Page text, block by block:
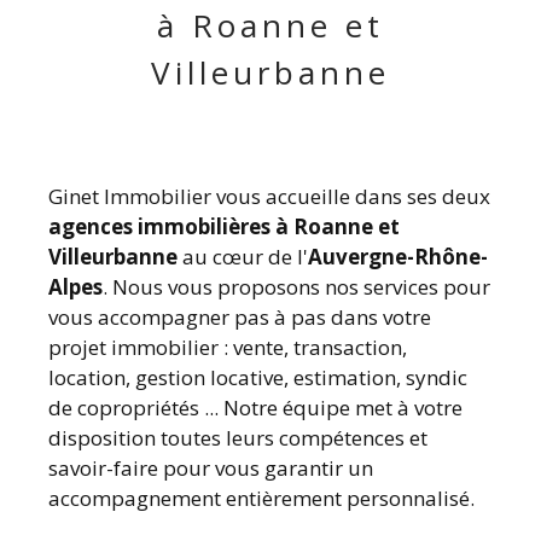
à Roanne et
Villeurbanne
Ginet Immobilier vous accueille dans ses deux
agences immobilières à Roanne et
Villeurbanneau cœur de l'Auvergne-Rhône-
Alpes. Nous vous proposons nos services pour
vous accompagner pas à pas dans votre
projet immobilier : vente, transaction,
location, gestion locative, estimation, syndic
de copropriétés ... Notre équipe met à votre
disposition toutes leurs compétences et
savoir-faire pour vous garantir un
accompagnement entièrement personnalisé.